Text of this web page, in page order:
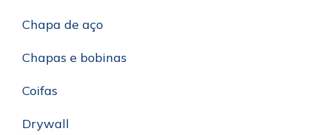
Chapa de aço
Chapas e bobinas
Coifas
Drywall